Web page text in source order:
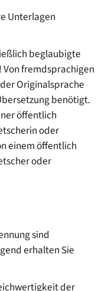
Unterlagen
beglaubigte
Von fremdsprachigen
Originalsprache
benötigt.
öffentlich
oder
einem öffentlich
oder
sind
erhalten Sie
der